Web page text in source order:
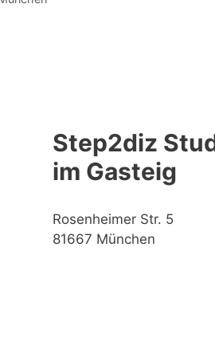
Step2diz
im Gasteig
Rosenheimer Str. 5
81667 München